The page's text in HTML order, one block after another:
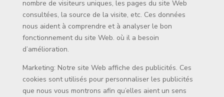
nombre de visiteurs uniques, les pages du site Web
consultées, la source de la visite, etc. Ces données
nous aident à comprendre et à analyser le bon
fonctionnement du site Web. où il a besoin
d’amélioration.
Marketing: Notre site Web affiche des publicités. Ces
cookies sont utilisés pour personnaliser les publicités
que nous vous montrons afin qu’elles aient un sens